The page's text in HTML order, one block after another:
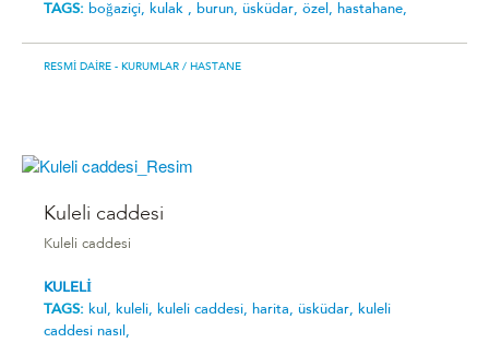
TAGS: boğaziçi, kulak , burun, üsküdar, özel, hastahane,
RESMI DAIRE - KURUMLAR / HASTANE
Kuleli caddesi
Kuleli caddesi
KULELİ
TAGS: kul, kuleli, kuleli caddesi, harita, üsküdar, kuleli
caddesi nasıl,